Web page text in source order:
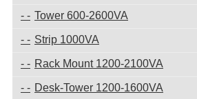
Tower 600-2600VA
Strip 1000VA
Rack Mount 1200-2100VA
Desk-Tower 1200-1600VA